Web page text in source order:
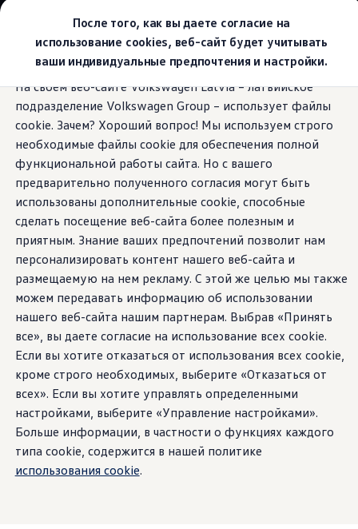
После того, как вы даете согласие на
использование cookies, веб-сайт будет учитывать
ваши индивидуальные предпочтения и настройки.
На своем веб-сайте Volkswagen Latvia – латвийское
подразделение Volkswagen Group – использует файлы
cookie. Зачем? Хороший вопрос! Мы используем строго
необходимые файлы cookie для обеспечения полной
функциональной работы сайта. Но с вашего
предварительно полученного согласия могут быть
использованы дополнительные cookie, способные
сделать посещение веб-сайта более полезным и
приятным. Знание ваших предпочтений позволит нам
персонализировать контент нашего веб-сайта и
размещаемую на нем рекламу. С этой же целью мы также
можем передавать информацию об использовании
нашего веб-сайта нашим партнерам. Выбрав «Принять
все», вы даете согласие на использование всех cookie.
Если вы хотите отказаться от использования всех cookie,
кроме строго необходимых, выберите «Отказаться от
всех». Если вы хотите управлять определенными
настройками, выберите «Управление настройками».
Больше информации, в частности о функциях каждого
типа cookie, содержится в нашей политике
использования cookie.
основному
содержанию
нижнему
колонтитулу
Выбери свой Volkswagen
Модельный ряд
Новый ID.Cross
Открой для себя семейство внедорожников
Предложения и услуги
Юбилейное предложение
Автомобильный онлайн-магазин Volkswagen
Обмен автомобилей
Лизинг Volkswagen
Гарантия
Бесплатная регистрация для вашего нового
Взаимодействие в сети простыми словами
VW Connect
Активация
Все службы
VW Connect для Вашего ID.
Обновления (Upgrades)
Car-Net
App-Connect
Fleet Interface Data
O Volkswagen
Получи больше
Владельцы и услуги
Сервис и запчасти
Преимущества Volkswagen
Техобслуживание
Ремонт и проверки
Моторное масло и технические жидкости
Колеса и шины
Помощь при авариях и поломках
Обслуживание автомобилей
Аксессуары
Экстерьер
Городской
внедорожник с
характером:T-Cross